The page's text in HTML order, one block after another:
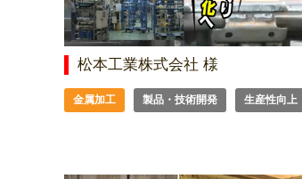
松本工業株式会社 様
金属加工 製品・技術開発 生産性向上